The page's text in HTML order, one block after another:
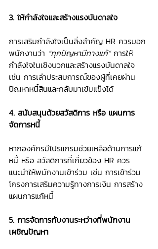
3. ให้กำลังใจและสร้างแรงบันดาลใจ
การเสริมกำลังใจเป็นสิ่งสำคัญ HR ควรบอก
พนักงานว่า “ทุกปัญหามีทางแก้” การให้
กำลังใจในเชิงบวกและสร้างแรงบันดาลใจ
เช่น การเล่าประสบการณ์ของผู้ที่เคยผ่าน
ปัญหาหนี้สินและกลับมาเข้มแข็งได้
4. สนับสนุนด้วยสวัสดิการ หรือ แผนการ
จัดการหนี้
หากองค์กรมีโปรแกรมช่วยเหลือด้านการแก้
หนี้ หรือ สวัสดิการที่เกี่ยวข้อง HR ควร
แนะนำให้พนักงานเข้าร่วม เช่น การเข้าร่วม
โครงการเสริมความรู้ทางการเงิน การสร้าง
แผนการแก้หนี้
5. การจัดการกับงานระหว่างที่พนักงาน
เผชิญปัญหา